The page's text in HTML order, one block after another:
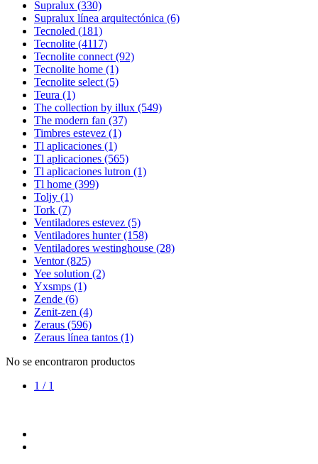
Supralux (330)
Supralux línea arquitectónica (6)
Tecnoled (181)
Tecnolite (4117)
Tecnolite connect (92)
Tecnolite home (1)
Tecnolite select (5)
Teura (1)
The collection by illux (549)
The modern fan (37)
Timbres estevez (1)
Tl aplicaciones (1)
Tl aplicaciones (565)
Tl aplicaciones lutron (1)
Tl home (399)
Toljy (1)
Tork (7)
Ventiladores estevez (5)
Ventiladores hunter (158)
Ventiladores westinghouse (28)
Ventor (825)
Yee solution (2)
Yxsmps (1)
Zende (6)
Zenit-zen (4)
Zeraus (596)
Zeraus línea tantos (1)
No se encontraron productos
1 / 1